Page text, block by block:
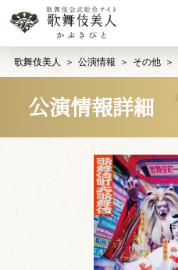
歌舞伎美人 公演情報 その他
公演情報詳細